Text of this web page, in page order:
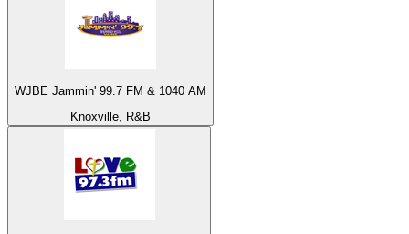
WJBE Jammin' 99.7 FM & 1040 AM
Knoxville, R&B